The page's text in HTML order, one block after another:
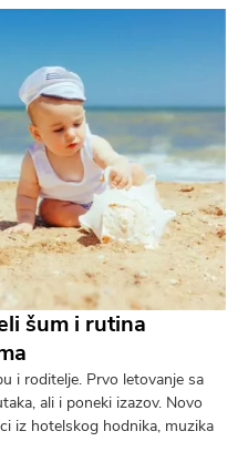
šum i rutina
i roditelje. Prvo letovanje sa
ali i poneki izazov. Novo
iz hotelskog hodnika, muzika